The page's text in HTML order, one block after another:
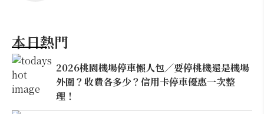
本日熱門
2026桃園機場停車懶人包／要停桃機還是機場
外圍？收費各多少？信用卡停車優惠一次整
理！